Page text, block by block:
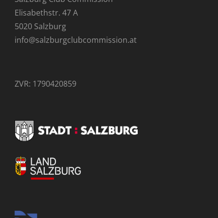
Elisabethstr. 47 A
5020 Salzburg
info@salzburgclubcommission.at
ZVR: 1790420859